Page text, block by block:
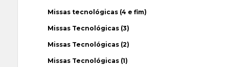
Missas tecnológicas (4 e fim)
Missas Tecnológicas (3)
Missas Tecnológicas (2)
Missas Tecnológicas (1)